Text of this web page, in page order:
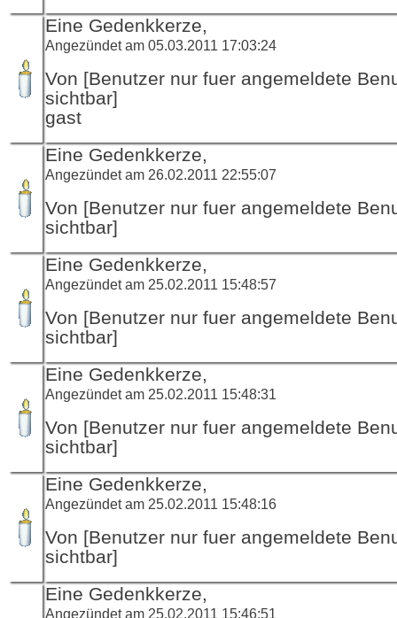
Eine Gedenkkerze,
Angezündet am 05.03.2011 17:03:24
Von [Benutzer nur fuer angemeldete
sichtbar]
gast
Eine Gedenkkerze,
Angezündet am 26.02.2011 22:55:07
Von [Benutzer nur fuer angemeldete
sichtbar]
Eine Gedenkkerze,
Angezündet am 25.02.2011 15:48:57
Von [Benutzer nur fuer angemeldete
sichtbar]
Eine Gedenkkerze,
Angezündet am 25.02.2011 15:48:31
Von [Benutzer nur fuer angemeldete
sichtbar]
Eine Gedenkkerze,
Angezündet am 25.02.2011 15:48:16
Von [Benutzer nur fuer angemeldete
sichtbar]
Eine Gedenkkerze,
Angezündet am 25.02.2011 15:46:51